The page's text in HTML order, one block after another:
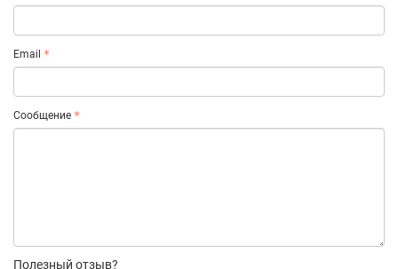
Email
Сообщение
Полезный отзыв?